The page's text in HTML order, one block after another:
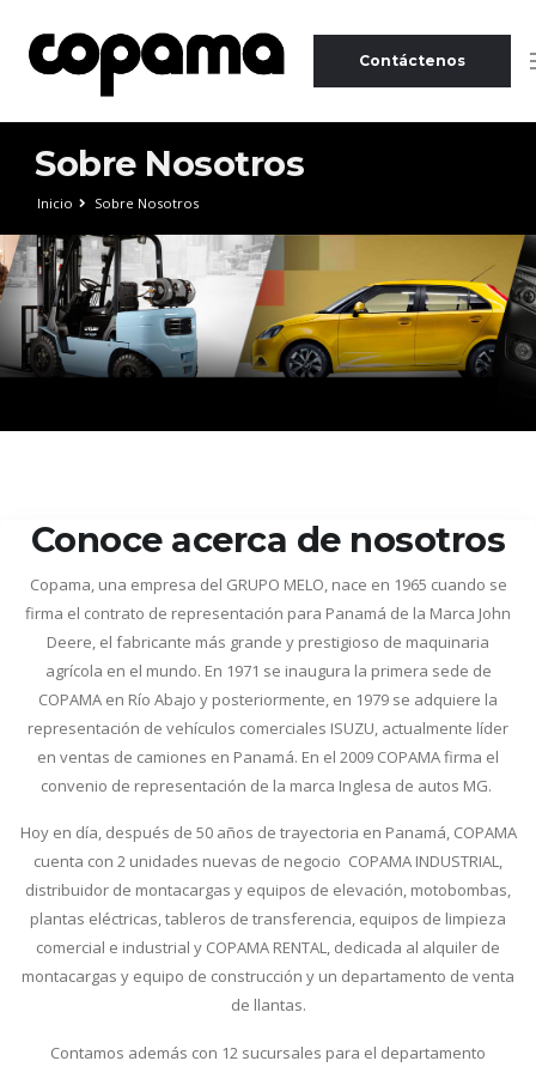
Contáctenos
Sobre Nosotros
Inicio Sobre Nosotros
Conoce acerca de nosotros
Copama, una empresa del GRUPO MELO, nace en 1965 cuando se
firma el contrato de representación para Panamá de la Marca John
Deere, el fabricante más grande y prestigioso de maquinaria
agrícola en el mundo. En 1971 se inaugura la primera sede de
COPAMA en Río Abajo y posteriormente, en 1979 se adquiere la
representación de vehículos comerciales ISUZU, actualmente líder
en ventas de camiones en Panamá. En el 2009 COPAMA firma el
convenio de representación de la marca Inglesa de autos MG.
Hoy en día, después de 50 años de trayectoria en Panamá, COPAMA
cuenta con 2 unidades nuevas de negocio COPAMA INDUSTRIAL,
distribuidor de montacargas y equipos de elevación, motobombas,
plantas eléctricas, tableros de transferencia, equipos de limpieza
comercial e industrial y COPAMA RENTAL, dedicada al alquiler de
montacargas y equipo de construcción y un departamento de venta
de llantas.
Contamos además con 12 sucursales para el departamento